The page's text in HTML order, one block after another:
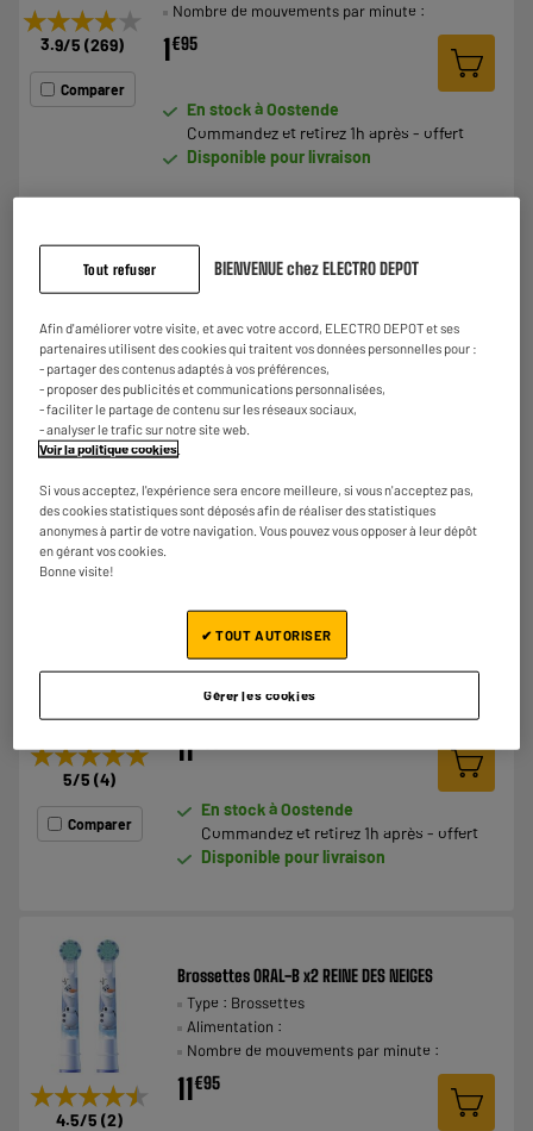
★★★★★
★★★★★
3.9/5 (269)
Comparer
Nombre de mouvements par minute :
1€95
En stock à Oostende
Commandez et retirez 1h après - offert
Disponible pour livraison
★★★★★
★★★★★
4.5/5(12)
Comparer
Brossettes ORAL-B PRECISION CLEAN x2
Rechargeable
Alimentation :
Nombre de mouvements par minute :
9€95
Commandez et retirez 1h après - offert
Disponible pour livraison
★★★★★
★★★★★
5/5 (4)
Comparer
Brossette ORAL-B ULTRA THIN x2
Type : Canule De Rechange
11
En stock à Oostende
Commandez et retirez 1h après - offert
Disponible pour livraison
★★★★★
★★★★★
4.5/5 (2)
Brossettes ORAL-B x2 REINE DES NEIGES
Type : Brossettes
Alimentation :
Nombre de mouvements par minute :
11€95
Tout refuser BIENVENUE chez ELECTRO DEPOT
Afin d'améliorer votre visite, et avec votre accord, ELECTRO DEPOT et ses
partenaires utilisent des cookies qui traitent vos données personnelles pour :
- partager des contenus adaptés à vos préférences,
- proposer des publicités et communications personnalisées,
- faciliter le partage de contenu sur les réseaux sociaux,
- analyser le trafic sur notre site web.
Voir la politique cookies
Si vous acceptez, l'expérience sera encore meilleure, si vous n'acceptez pas,
des cookies statistiques sont déposés afin de réaliser des statistiques
anonymes à partir de votre navigation. Vous pouvez vous opposer à leur dépôt
en gérant vos cookies.
Bonne visite!
Gérer les cookies
✔ TOUT AUTORISER